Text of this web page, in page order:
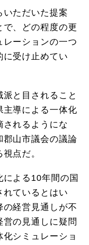
ただいた提案
で、どの程度の更
レーションの一つ
に受け止めてい
と目されること
主導による一体化
されるようにな
郡山市議会の議論
点だ。
よる10年間の国
れているとはい
の経営見通しが不
の見通しに疑問
シミュレーショ